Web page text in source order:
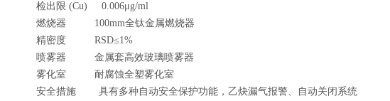
检出限 (Cu) 0.006μg/ml
燃烧器 100mm全钛金属燃烧器
精密度 RSD≤1%
喷雾器 金属套高效玻璃喷雾器
雾化室 耐腐蚀全塑雾化室
安全措施 具有多种自动安全保护功能，乙炔漏气报警、自动关闭系统